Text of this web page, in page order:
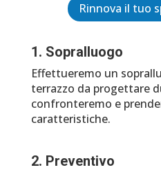
Rinnova il tuo
1. Sopralluogo
Effettueremo un
terrazzo da progettare
confronteremo e
caratteristiche.
2. Preventivo